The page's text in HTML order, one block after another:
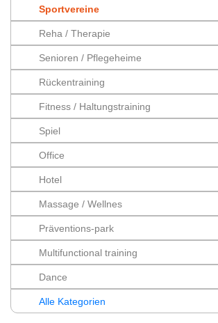
Sportvereine
Reha / Therapie
Senioren / Pflegeheime
Rückentraining
Fitness / Haltungstraining
Spiel
Office
Hotel
Massage / Wellnes
Präventions-park
Multifunctional training
Dance
Alle Kategorien